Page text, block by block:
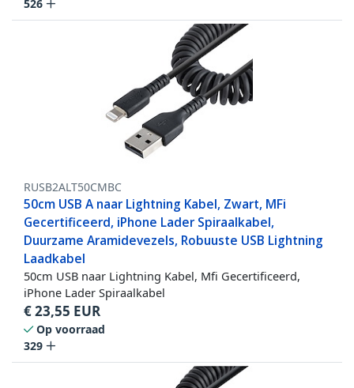
526
RUSB2ALT50CMBC
50cm USB A naar Lightning Kabel, Zwart, MFi
Gecertificeerd, iPhone Lader Spiraalkabel,
Duurzame Aramidevezels, Robuuste USB Lightning
Laadkabel
50cm USB naar Lightning Kabel, Mfi Gecertificeerd,
iPhone Lader Spiraalkabel
€23,55 EUR
Op voorraad
329